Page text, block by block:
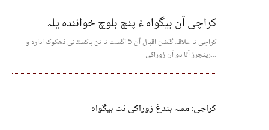
کراچی آن بیگواہ ءُ پنچ بلوچ خوانندہ یلہ
کراچی نا علاقہ گلشن اقبال آن 5 اگست نا نن پاکستانی ڈھکوک ادارہ و
رینجرز آتا دو آن زوراکی...
کراچی: مسہ بندغ زوراکی ئٹ بیگواہ